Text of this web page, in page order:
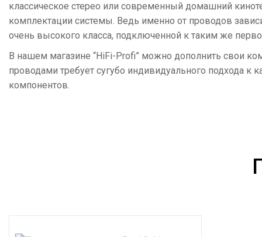
классическое стерео или современный домашний
комплектации системы. Ведь именно от проводов
очень высокого класса, подключенной к таким же
В нашем магазине “HiFi-Profi” можно дополнить свои
проводами требует сугубо индивидуального подхода
компонентов.